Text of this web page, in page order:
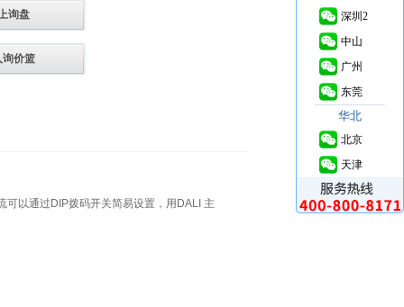
询盘
询价篮
以通过DIP拨码开关简易设置，用DALI 主
深圳2
中山
广州
东莞
华北
北京
天津